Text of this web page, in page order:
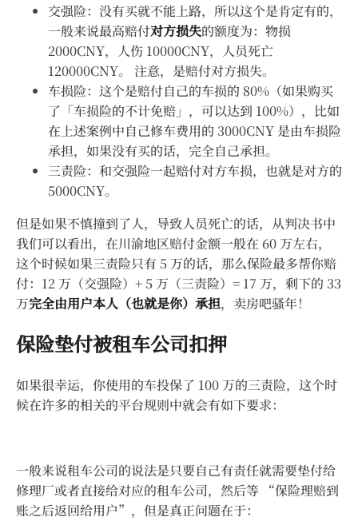
交强险：没有买就不能上路，所以这个是肯定有的，
一般来说最高赔付对方损失的额度为：物损
2000CNY，人伤 10000CNY，人员死亡
120000CNY。 注意，是赔付对方损失。
车损险：这个是赔付自己的车损的 80%（如果购买
了「车损险的不计免赔」，可以达到 100%），比如
在上述案例中自己修车费用的 3000CNY 是由车损险
承担，如果没有买的话，完全自己承担。
三责险：和交强险一起赔付对方车损，也就是对方的
5000CNY。
但是如果不慎撞到了人，导致人员死亡的话，从判决书中
我们可以看出，在川渝地区赔付金额一般在 60 万左右，
这个时候如果三责险只有 5 万的话，那么保险最多帮你赔
付：12 万（交强险）+ 5 万（三责险）= 17 万，剩下的 33
万完全由用户本人（也就是你）承担，卖房吧骚年！
保险垫付被租车公司扣押
如果很幸运，你使用的车投保了 100 万的三责险，这个时
候在许多的相关的平台规则中就会有如下要求：
一般来说租车公司的说法是只要自己有责任就需要垫付给
修理厂或者直接给对应的租车公司，然后等 “保险理赔到
账之后返回给用户”，但是真正问题在于：